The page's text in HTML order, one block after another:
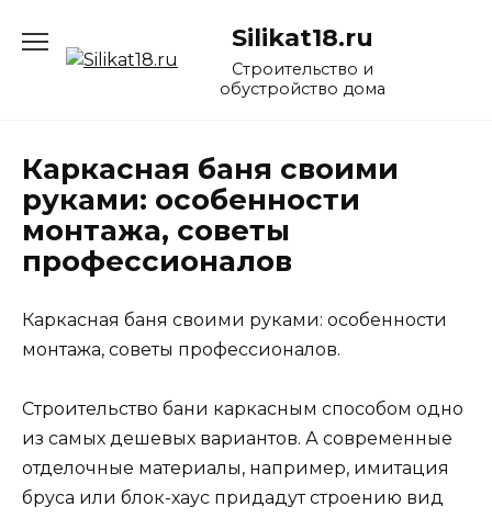
содержанию
Silikat18.ru
Строительство и
обустройство дома
Каркасная баня своими
руками: особенности
монтажа, советы
профессионалов
Каркасная баня своими руками: особенности
монтажа, советы профессионалов.
Строительство бани каркасным способом одно
из самых дешевых вариантов. А современные
отделочные материалы, например, имитация
бруса или блок-хаус придадут строению вид